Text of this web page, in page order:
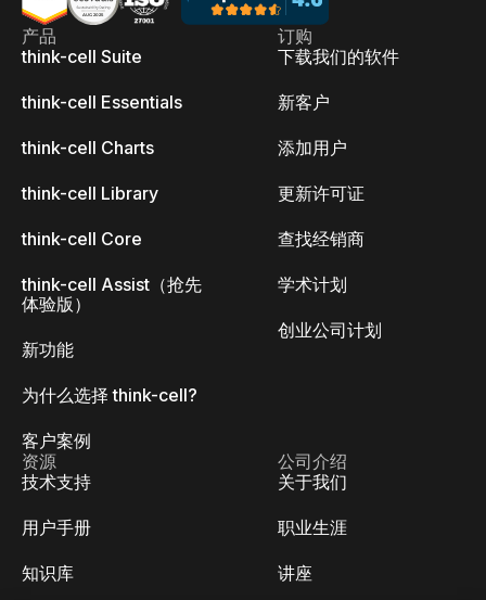
产品
think-cell Suite
think-cell Essentials
think-cell Charts
think-cell Library
think-cell Core
think-cell Assist（抢先
体验版）
新功能
为什么选择 think-cell?
客户案例
订购
下载我们的软件
新客户
添加用户
更新许可证
查找经销商
学术计划
创业公司计划
资源
技术支持
用户手册
知识库
公司介绍
关于我们
职业生涯
讲座